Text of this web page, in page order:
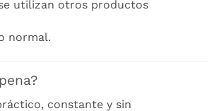
utilizan otros productos
normal.
constante y sin